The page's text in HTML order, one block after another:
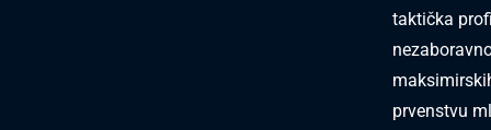
taktička
prvenstvu